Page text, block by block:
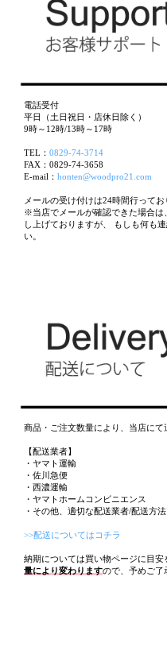
電話受付
平日（土日祝日・店休日除く）
9時～12時/13時～17時
TEL： 0829-74-3714
FAX：0829-74-3658
E-mail： honten@woodpro21.com
メールの受け付けは24時間行ってお
※当店でメールが確認できた場合は
し上げておりますが、 もしも何も
い。
商品・ご注文数量により、当店にて
【配送業者】
・ヤマト運輸
・佐川急便
・西濃運輸
・ヤマトホームコンビニエンス
・その他、適切な配送業者/配送方法
>>配送についてはコチラ
納期については買い物ページに目安
量により変わりますので、予めご了